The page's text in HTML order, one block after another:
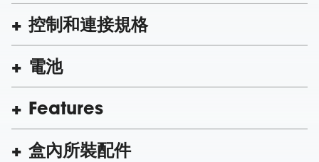
控制和連接規格
電池
Features
盒內所裝配件